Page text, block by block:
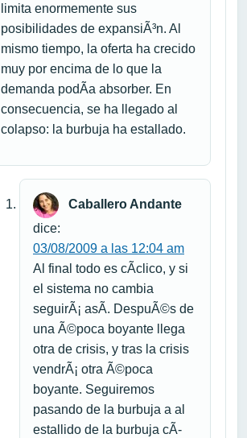
limita enormemente sus
posibilidades de expansiÃ³n. Al
mismo tiempo, la oferta ha crecido
muy por encima de lo que la
demanda podÃ­a absorber. En
consecuencia, se ha llegado al
colapso: la burbuja ha estallado.
Caballero Andante
dice:
03/08/2009 a las 12:04 am
Al final todo es cÃ­clico, y si
el sistema no cambia
seguirÃ¡ asÃ­. DespuÃ©s de
una Ã©poca boyante llega
otra de crisis, y tras la crisis
vendrÃ¡ otra Ã©poca
boyante. Seguiremos
pasando de la burbuja a al
estallido de la burbuja cÃ­